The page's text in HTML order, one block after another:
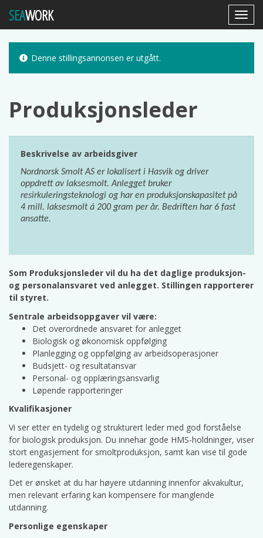
SEAWORK
Denne stillingsannonsen er utgått.
Produksjonsleder
Beskrivelse av arbeidsgiver
Nordnorsk Smolt AS er lokalisert i Hasvik og driver
oppdrett av laksesmolt. Anlegget bruker
resirkuleringsteknologi og har en produksjonskapasitet på
4 mill. laksesmolt á 200 gram per år. Bedriften har 6 fast
ansatte.
Som Produksjonsleder vil du ha det daglige produksjon-
og personalansvaret ved anlegget. Stillingen rapporterer
til styret.
Sentrale arbeidsoppgaver vil være:
Det overordnede ansvaret for anlegget
Biologisk og økonomisk oppfølging
Planlegging og oppfølging av arbeidsoperasjoner
Budsjett- og resultatansvar
Personal- og opplæringsansvarlig
Løpende rapporteringer
Kvalifikasjoner
Vi ser etter en tydelig og strukturert leder med god forståelse
for biologisk produksjon. Du innehar gode HMS-holdninger, viser
stort engasjement for smoltproduksjon, samt kan vise til gode
lederegenskaper.
Det er ønsket at du har høyere utdanning innenfor akvakultur,
men relevant erfaring kan kompensere for manglende
utdanning.
Personlige egenskaper